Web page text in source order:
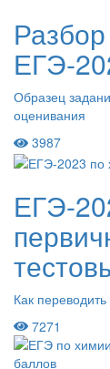
ЕГЭ-
Образец
оценивания
3987
ЕГЭ-
Как
7271